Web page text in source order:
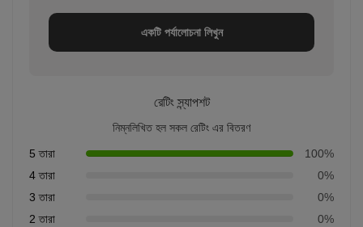
একটি পর্যালোচনা লিখুন
রেটিং স্ন্যাপশট
নিম্নলিখিত হল সকল রেটিং এর বিতরণ
5 তারা
100%
4 তারা
0%
3 তারা
0%
2 তারা
0%